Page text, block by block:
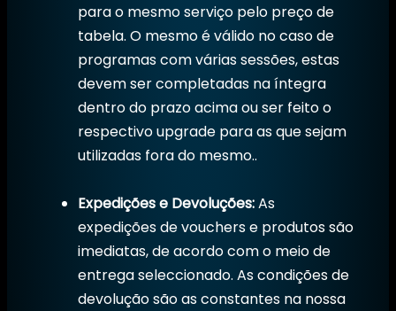
para o mesmo serviço pelo preço de
tabela. O mesmo é válido no caso de
programas com várias sessões, estas
devem ser completadas na íntegra
dentro do prazo acima ou ser feito o
respectivo upgrade para as que sejam
utilizadas fora do mesmo..
Expedições e Devoluções:As
expedições de vouchers e produtos são
imediatas, de acordo com o meio de
entrega seleccionado. As condições de
devolução são as constantes na nossa